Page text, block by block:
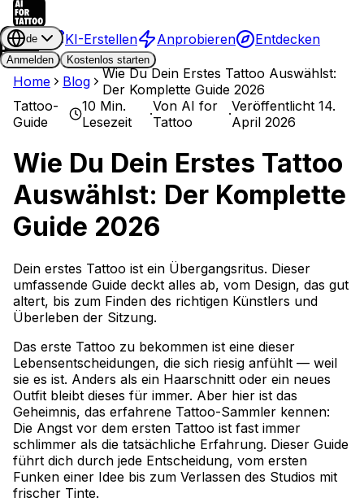
KI-Erstellen Anprobieren Entdecken
de
Anmelden
Kostenlos starten
Home Blog
Wie Du Dein Erstes Tattoo Auswählst:
Der Komplette Guide 2026
Tattoo-
Guide
10 Min.
Lesezeit
·Von AI for
Tattoo
·Veröffentlicht 14.
April 2026
Wie Du Dein Erstes Tattoo
Auswählst: Der Komplette
Guide 2026
Dein erstes Tattoo ist ein Übergangsritus. Dieser
umfassende Guide deckt alles ab, vom Design, das gut
altert, bis zum Finden des richtigen Künstlers und
Überleben der Sitzung.
Das erste Tattoo zu bekommen ist eine dieser
Lebensentscheidungen, die sich riesig anfühlt — weil
sie es ist. Anders als ein Haarschnitt oder ein neues
Outfit bleibt dieses für immer. Aber hier ist das
Geheimnis, das erfahrene Tattoo-Sammler kennen:
Die Angst vor dem ersten Tattoo ist fast immer
schlimmer als die tatsächliche Erfahrung. Dieser Guide
führt dich durch jede Entscheidung, vom ersten
Funken einer Idee bis zum Verlassen des Studios mit
frischer Tinte.